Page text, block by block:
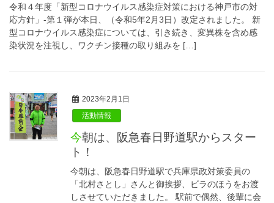
令和４年度「新型コロナウイルス感染症対策における神戸市の対
応方針」-第１弾が本日、（令和5年2月3日）改定されました。 新
型コロナウイルス感染症については、引き続き、変異株を含め感
染状況を注視し、ワクチン接種の取り組みを […]
2023年2月1日
活動情報
今朝は、阪急春日野道駅からスター
ト！
今朝は、阪急春日野道駅で兵庫県政対策委員の
「北村さとし」さんと御挨拶、ビラのほうをお渡
しさせていただきました。 駅前で偶然、後輩に会